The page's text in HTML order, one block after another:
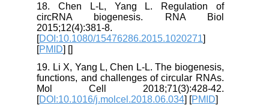
18. Chen L-L, Yang L. Regulation of
circRNA biogenesis. RNA Biol
2015;12(4):381-8.
[DOI:10.1080/15476286.2015.1020271
[PMID] [
19. Li X, Yang L, Chen L-L. The biogenesis,
functions, and challenges of circular RNAs.
Mol Cell 2018;71(3):428-42.
[DOI:10.1016/j.molcel.2018.06.034] [PMID